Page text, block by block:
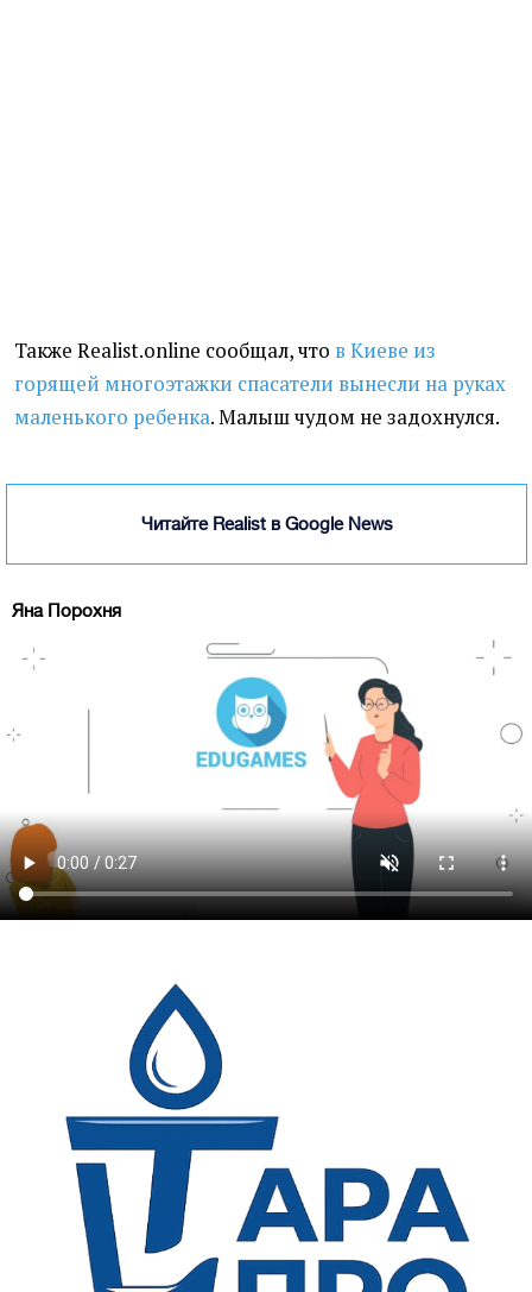
Также Realist.online сообщал, что в Киеве из
горящей многоэтажки спасатели вынесли на руках
маленького ребенка. Малыш чудом не задохнулся.
Читайте Realist в Google News
Яна Порохня